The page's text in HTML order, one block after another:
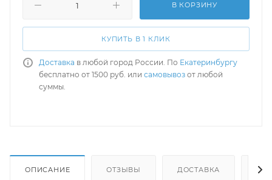
В КОРЗИНУ
КУПИТЬ В 1 КЛИК
Доставка в любой город России. По Екатеринбургу
бесплатно от 1500 руб. или самовывоз от любой
суммы.
ОПИСАНИЕ ОТЗЫВЫ ДОСТАВКА